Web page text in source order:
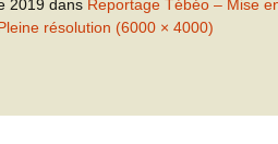
2019 dans Reportage Tébéo – Mise
résolution (6000 × 4000)